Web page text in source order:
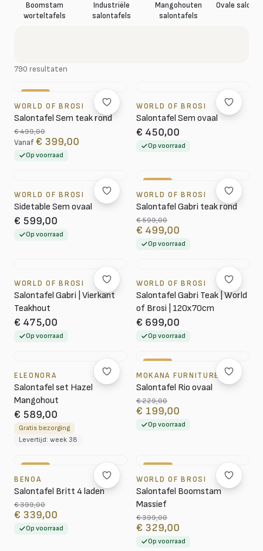
Boomstam
worteltafels
Industriële
salontafels
Mangohouten
salontafels
Ovale
790 resultaten
WORLD OF BROSI
Salontafel Sem teak rond
€ 499,00
Vanaf € 399,00
Op voorraad
WORLD OF BROSI
Salontafel Sem ovaal
€ 450,00
Op voorraad
WORLD OF BROSI
Sidetable Sem ovaal
€ 599,00
Op voorraad
WORLD OF BROSI
Salontafel Gabri teak rond
€ 599,00
€ 499,00
Op voorraad
WORLD OF BROSI
Salontafel Gabri | Vierkant
Teakhout
€ 475,00
Op voorraad
WORLD OF BROSI
Salontafel Gabri Teak | World
of Brosi | 120x70cm
€ 699,00
Op voorraad
ELEONORA
Salontafel set Hazel
Mangohout
€ 589,00
Gratis bezorging
Levertijd: week 38
MOKANA FURNITURE
Salontafel Rio ovaal
€ 229,00
€ 199,00
Op voorraad
BENOA
Salontafel Britt 4 laden
€ 399,00
€ 339,00
Op voorraad
WORLD OF BROSI
Salontafel Boomstam
Massief
€ 399,00
€ 329,00
Op voorraad